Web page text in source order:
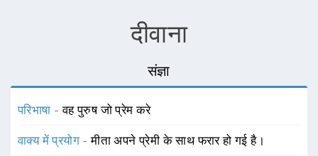
दीवाना
संज्ञा
परिभाषा -वह पुरुष जो प्रेम करे
वाक्य में प्रयोग -मीता अपने प्रेमी के साथ फरार हो गई है।